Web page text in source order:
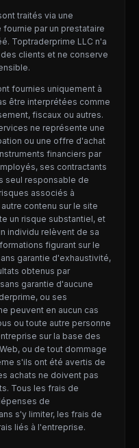
traités via une
par un prestataire
Toptraderprime LLC n'a
clients et ne conserve
fournies uniquement à
être interprétées comme
fiscaux ou autres.
ne représente une
ou une offre d'achat
financiers par
ses contractants
seul responsable de
associés à
contenu sur le site
un risque substantiel, et
individu relèvent de sa
figurant sur le
garantie d'exhaustivité,
obtenus par
garantie d'aucune
ou ses
peuvent en aucun cas
ou toute autre personne
sur la base des
ou de tout dommage
s'ils ont été avertis de
achats ne doivent pas
Tous les frais de
de
s'y limiter, les frais de
liés à l'entreprise.